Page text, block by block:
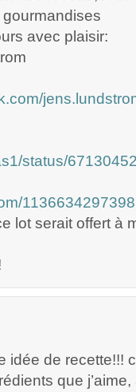
avec plaisir:
status/
lot serait offert à
idée de recette!!!
que